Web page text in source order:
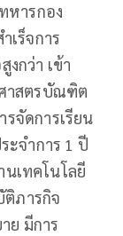
หารกอง
เร็จการ
กว่า เข้า
าสตรบัณฑิต
จัดการเรียน
ะจำการ 1 ปี
นเทคโนโลยี
ติภารกิจ
ย มีการ